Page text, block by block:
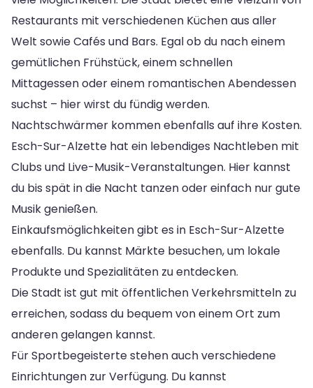
Restaurants mit verschiedenen Küchen aus aller
Welt sowie Cafés und Bars. Egal ob du nach einem
gemütlichen Frühstück, einem schnellen
Mittagessen oder einem romantischen Abendessen
suchst – hier wirst du fündig werden.
Nachtschwärmer kommen ebenfalls auf ihre Kosten.
Esch-Sur-Alzette hat ein lebendiges Nachtleben mit
Clubs und Live-Musik-Veranstaltungen. Hier kannst
du bis spät in die Nacht tanzen oder einfach nur gute
Musik genießen.
Einkaufsmöglichkeiten gibt es in Esch-Sur-Alzette
ebenfalls. Du kannst Märkte besuchen, um lokale
Produkte und Spezialitäten zu entdecken.
Die Stadt ist gut mit öffentlichen Verkehrsmitteln zu
erreichen, sodass du bequem von einem Ort zum
anderen gelangen kannst.
Für Sportbegeisterte stehen auch verschiedene
Einrichtungen zur Verfügung. Du kannst